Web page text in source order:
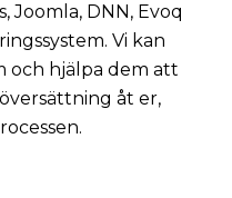
Joomla, DNN, Evoq
Vi kan
och hjälpa dem att
åt er,